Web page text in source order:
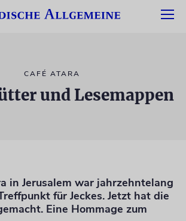
CAFÉ ATARA
und Lesemappen
in Jerusalem war jahrzehntelang
für Jeckes. Jetzt hat die
Eine Hommage zum